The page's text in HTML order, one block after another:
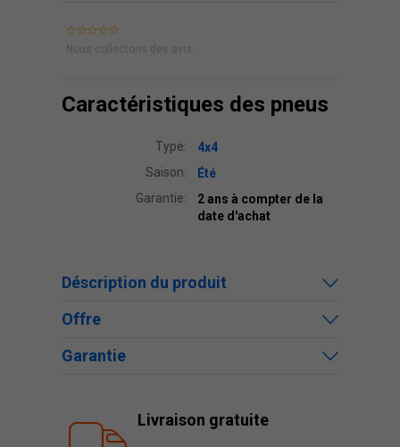
Nous collectons des avis.
Caractéristiques des pneus
Type:
4x4
Saison:
Été
Garantie:
2 ans à compter de la
date d'achat
Déscription du produit
Offre
Garantie
Livraison gratuite